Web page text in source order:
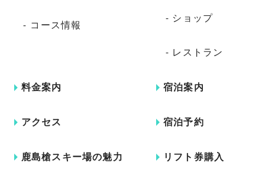
コース情報
ショップ
レストラン
料金案内
アクセス
鹿島槍スキー場の魅力
宿泊案内
宿泊予約
リフト券購入